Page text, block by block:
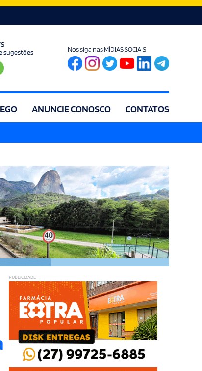
sugestões
Nos siga nas MÍDIAS SOCIAIS
ANUNCIE CONOSCO CONTATOS
PUBLICIDADE